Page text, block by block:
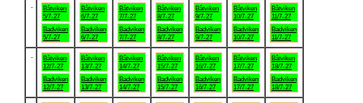
Båtviken
5/7-27
Badviken
5/7-27
Båtviken
6/7-27
Badviken
6/7-27
Båtviken
7/7-27
Badviken
7/7-27
Båtviken
8/7-27
Badviken
8/7-27
Båtviken
9/7-27
Badviken
9/7-27
Båtviken
10/7-27
Badviken
10/7-27
Båtviken
11/7-27
Badviken
11/7-27
Båtviken
12/7-27
Badviken
12/7-27
Båtviken
13/7-27
Badviken
13/7-27
Båtviken
14/7-27
Badviken
14/7-27
Båtviken
15/7-27
Badviken
15/7-27
Båtviken
16/7-27
Badviken
16/7-27
Båtviken
17/7-27
Badviken
17/7-27
Båtviken
18/7-27
Badviken
18/7-27